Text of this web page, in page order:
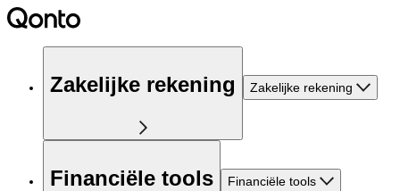
Zakelijke rekening Zakelijke rekening
Financiële tools Financiële tools